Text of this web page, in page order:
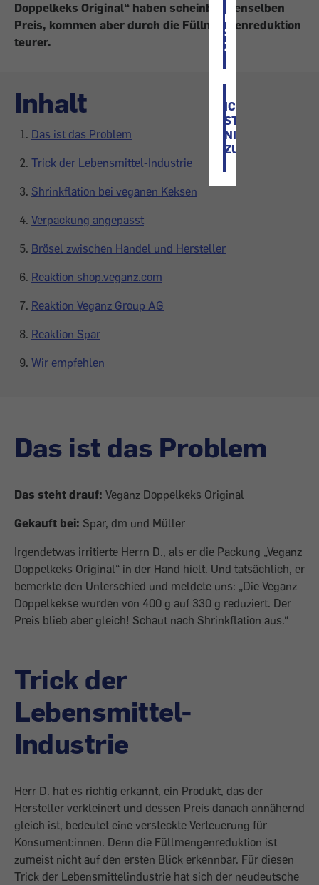
ICH
STIMME
ZU
ICH
STIMME
NICHT
ZU
Doppelkeks Original“ haben scheinbar denselben
Preis, kommen aber durch die Füllmengenreduktion
teurer.
Inhalt
Das ist das Problem
Trick der Lebensmittel-Industrie
Shrinkflation bei veganen Keksen
Verpackung angepasst
Brösel zwischen Handel und Hersteller
Reaktion shop.veganz.com
Reaktion Veganz Group AG
Reaktion Spar
Wir empfehlen
Das ist das Problem
Das steht drauf: Veganz Doppelkeks Original
Gekauft bei: Spar, dm und Müller
Irgendetwas irritierte Herrn D., als er die Packung „Veganz
Doppelkeks Original“ in der Hand hielt. Und tatsächlich, er
bemerkte den Unterschied und meldete uns: „Die Veganz
Doppelkekse wurden von 400 g auf 330 g reduziert. Der
Preis blieb aber gleich! Schaut nach Shrinkflation aus.“
Trick der
Lebensmittel-
Industrie
Herr D. hat es richtig erkannt, ein Produkt, das der
Hersteller verkleinert und dessen Preis danach annähernd
gleich ist, bedeutet eine versteckte Verteuerung für
Konsument:innen. Denn die Füllmengenreduktion ist
zumeist nicht auf den ersten Blick erkennbar. Für diesen
Trick der Lebensmittelindustrie hat sich der neudeutsche